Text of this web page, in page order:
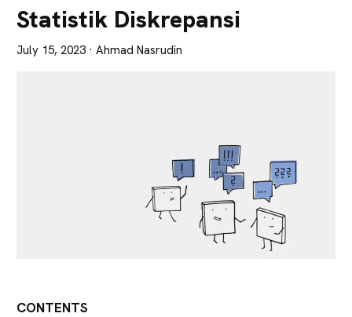
Tajam
Statistik Diskrepansi
July 15, 2023 · Ahmad Nasrudin
CONTENTS